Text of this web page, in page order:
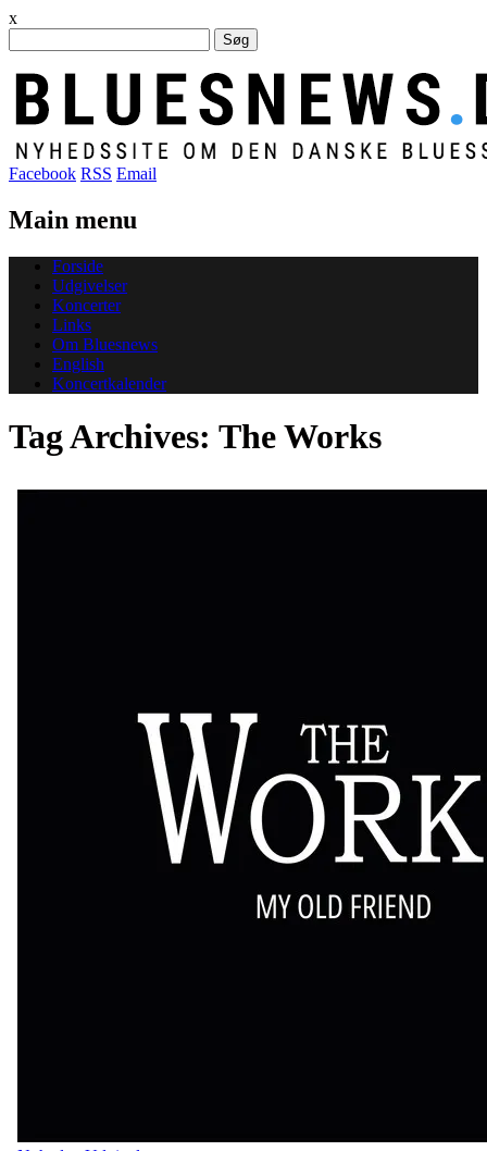
x
efter:
Facebook RSS Email
Main menu
Skip
content
Forside
Udgivelser
Koncerter
Links
Om Bluesnews
English
Koncertkalender
Tag Archives: The Works